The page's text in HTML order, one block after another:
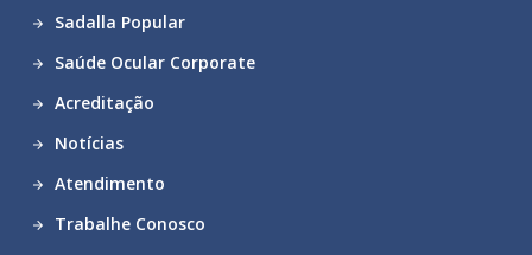
Sadalla Popular
Saúde Ocular Corporate
Acreditação
Notícias
Atendimento
Trabalhe Conosco